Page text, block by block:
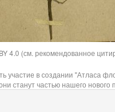
4.0 (см. рекомендованное
участие в создании "Атласа
станут частью нашего